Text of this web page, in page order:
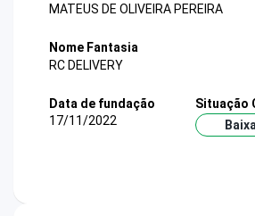
MATEUS DE OLIVEIRA PEREIRA
Nome Fantasia
RC DELIVERY
Data de fundação
17/11/2022
Situação